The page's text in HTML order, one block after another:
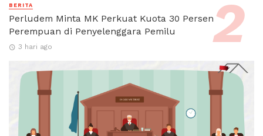
BERITA
Perludem Minta MK Perkuat Kuota 30 Persen
Perempuan di Penyelenggara Pemilu
3 hari ago